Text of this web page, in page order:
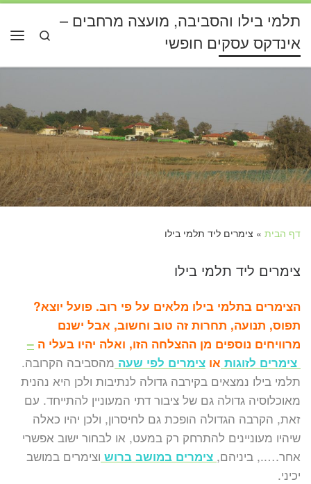
דלג לתוכןתלמי בילו והסביבה, מועצה מרחבים –
אינדקס עסקים חופשי
Search
דף הבית » צימרים ליד תלמי בילו
צימרים ליד תלמי בילו
הצימרים בתלמי בילו מלאים על פי רוב. פועל יוצא?
תפוס, תנועה, תחרות זה טוב וחשוב, אבל ישנם
מרוויחים נוספים מן ההצלחה הזו, ואלה יהיו בעלי ה –
צימרים לזוגות או צימרים לפי שעה מהסביבה הקרובה.
תלמי בילו נמצאים בקירבה גדולה לנתיבות ולכן היא נהנית
מאוכלוסיה גדולה גם של ציבור דתי המעוניין להתייחד. עם
זאת, הקרבה הגדולה הופכת גם לחיסרון, ולכן יהיו כאלה
שיהיו מעוניינים להתרחק רק במעט, או לבחור ישוב אפשרי
אחר….., ביניהם, צימרים במושב ברוש וצימרים במושב
יכיני.